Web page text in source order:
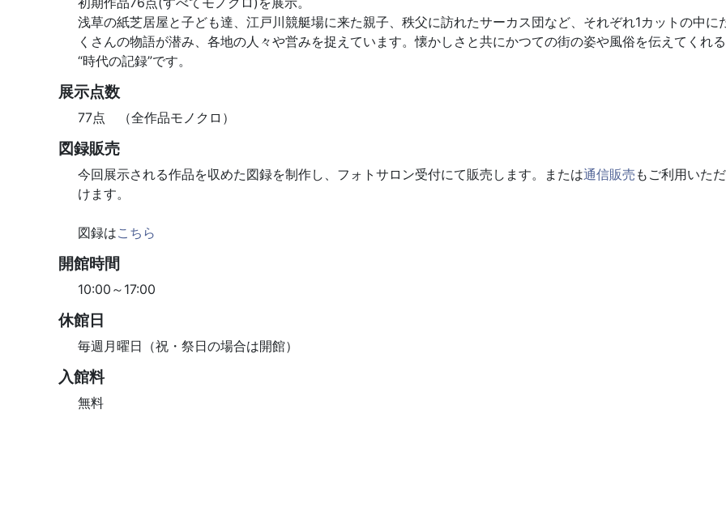
浅草の紙芝居屋と子ども達、江戸川競艇場に来た親子、秩父に訪れたサーカス団など、それぞれ1カットの中に
くさんの物語が潜み、各地の人々や営みを捉えています。懐かしさと共にかつての街の姿や風俗を伝えてくれる
“時代の記録”です。
展示点数
77点 （全作品モノクロ）
図録販売
今回展示される作品を収めた図録を制作し、フォトサロン受付にて販売します。または通信販売 もご利用いただ
けます。
図録はこちら
開館時間
10:00～17:00
休館日
毎週月曜日（祝・祭日の場合は開館）
入館料
無料